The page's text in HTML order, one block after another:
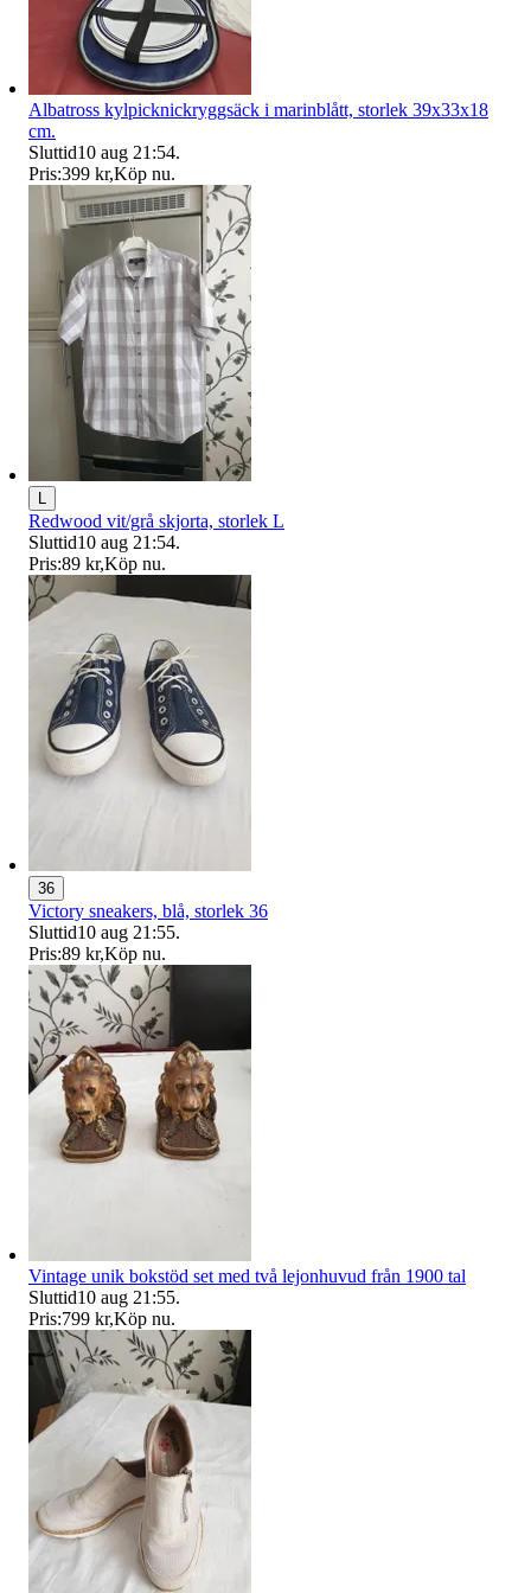
Albatross kylpicknickryggsäck i marinblått, storlek 39x33x18
cm.
Sluttid10 aug 21:54.
Pris:399 kr,Köp nu.
Redwood vit/grå skjorta, storlek L
Sluttid10 aug 21:54.
Pris:89 kr,Köp nu.
36
Victory sneakers, blå, storlek 36
Sluttid10 aug 21:55.
Pris:89 kr,Köp nu.
Vintage unik bokstöd set med två lejonhuvud från 1900 tal
Sluttid10 aug 21:55.
Pris:799 kr,Köp nu.